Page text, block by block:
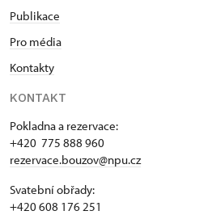
Publikace
Pro média
Kontakty
KONTAKT
Pokladna a rezervace:
+420 775 888 960
rezervace.bouzov@npu.cz
Svatební obřady:
+420 608 176 251